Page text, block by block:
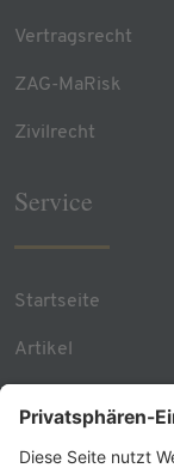
Vertragsrecht
ZAG-MaRisk
Zivilrecht
Service
Startseite
Artikel